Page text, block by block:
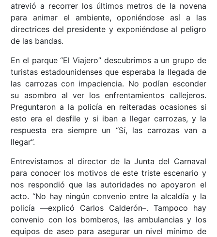
atrevió a recorrer los últimos metros de la novena
para animar el ambiente, oponiéndose así a las
directrices del presidente y exponiéndose al peligro
de las bandas.
En el parque “El Viajero” descubrimos a un grupo de
turistas estadounidenses que esperaba la llegada de
las carrozas con impaciencia. No podían esconder
su asombro al ver los enfrentamientos callejeros.
Preguntaron a la policía en reiteradas ocasiones si
esto era el desfile y si iban a llegar carrozas, y la
respuesta era siempre un “Sí, las carrozas van a
llegar”.
Entrevistamos al director de la Junta del Carnaval
para conocer los motivos de este triste escenario y
nos respondió que las autoridades no apoyaron el
acto. “No hay ningún convenio entre la alcaldía y la
policía ––explicó Carlos Calderón–. Tampoco hay
convenio con los bomberos, las ambulancias y los
equipos de aseo para asegurar un nivel mínimo de